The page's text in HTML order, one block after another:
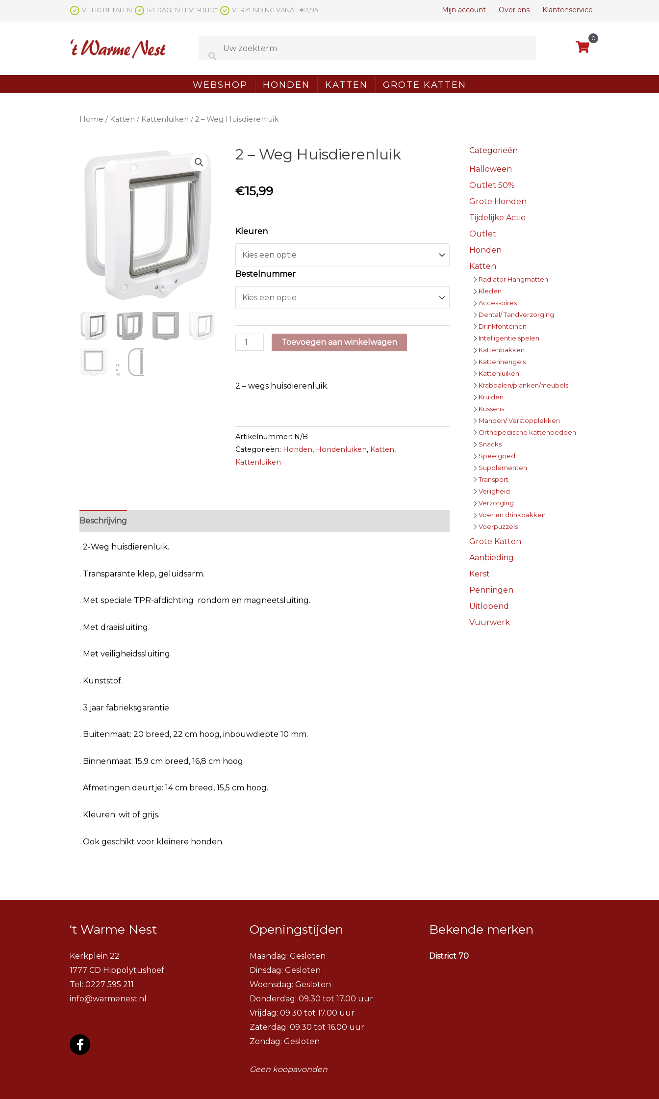
VEILIG BETALEN 1-3 DAGEN LEVERTIJD* VERZENDING VANAF €3,95 Mijn account Over ons Klantenservice
0
WEBSHOP HONDEN KATTEN GROTE KATTEN
Home / Katten / Kattenluiken / 2 – Weg Huisdierenluik
2 – Weg Huisdierenluik
€15,99
Kleuren
Bestelnummer
Huisdierenluik
Toevoegen aan winkelwagen
2 – wegs huisdierenluik.
Artikelnummer: N/B
Categorieën: Honden, Hondenluiken, Katten,
Kattenluiken
Beschrijving
. 2-Weg huisdierenluik.
. Transparante klep, geluidsarm.
. Met speciale TPR-afdichting rondom en magneetsluiting.
. Met draaisluiting.
. Met veiligheidssluiting.
. Kunststof.
. 3 jaar fabrieksgarantie.
. Buitenmaat: 20 breed, 22 cm hoog, inbouwdiepte 10 mm.
. Binnenmaat: 15,9 cm breed, 16,8 cm hoog.
. Afmetingen deurtje: 14 cm breed, 15,5 cm hoog.
. Kleuren: wit of grijs.
. Ook geschikt voor kleinere honden.
Categorieën
Halloween
Outlet 50%
Grote Honden
Tijdelijke Actie
Outlet
Honden
Katten
Radiator Hangmatten
Kleden
Accessoires
Dental/ Tandverzorging
Drinkfonteinen
Intelligentie spelen
Kattenbakken
Kattenhengels
Kattenluiken
Krabpalen/planken/meubels
Kruiden
Kussens
Manden/ Verstopplekken
Orthopedische kattenbedden
Snacks
Speelgoed
Supplementen
Transport
Veiligheid
Verzorging
Voer en drinkbakken
Voerpuzzels
Grote Katten
Aanbieding
Kerst
Penningen
Uitlopend
Vuurwerk
‘t Warme Nest
Kerkplein 22
1777 CD Hippolytushoef
Tel: 0227 595 211
info@warmenest.nl
Openingstijden
Maandag: Gesloten
Dinsdag: Gesloten
Woensdag: Gesloten
Donderdag: 09.30 tot 17.00 uur
Vrijdag: 09.30 tot 17.00 uur
Zaterdag: 09.30 tot 16.00 uur
Zondag: Gesloten
Geen koopavonden
Bekende merken
District 70